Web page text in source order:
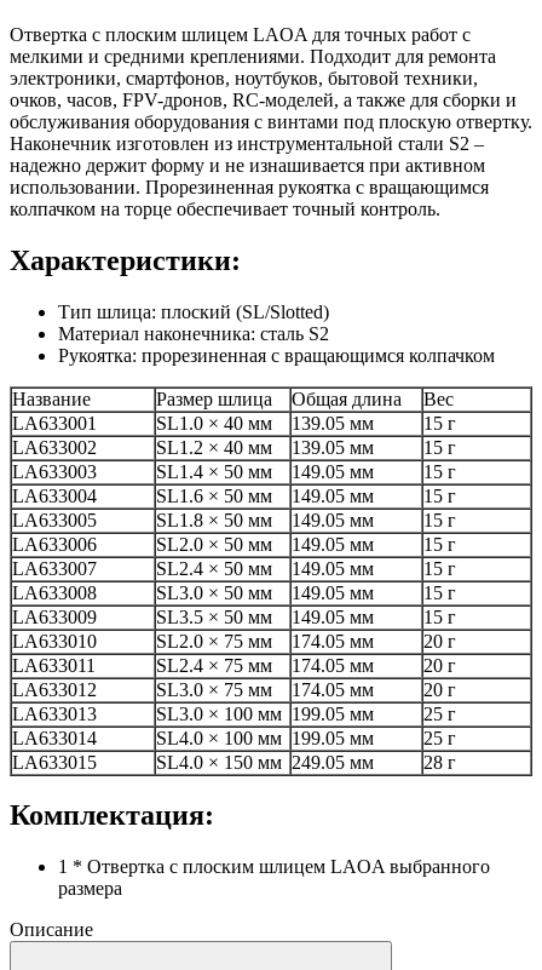
Отвертка с плоским шлицем LAOA для точных работ с
мелкими и средними креплениями. Подходит для ремонта
электроники, смартфонов, ноутбуков, бытовой техники,
очков, часов, FPV-дронов, RC-моделей, а также для сборки и
обслуживания оборудования с винтами под плоскую отвертку.
Наконечник изготовлен из инструментальной стали S2 –
надежно держит форму и не изнашивается при активном
использовании. Прорезиненная рукоятка с вращающимся
колпачком на торце обеспечивает точный контроль.
Характеристики:
Тип шлица: плоский (SL/Slotted)
Материал наконечника: сталь S2
Рукоятка: прорезиненная с вращающимся колпачком
Название Размер шлица Общая длина
Вес
LA633001
SL1.0 × 40 мм 139.05 мм
15 г
LA633002
SL1.2 × 40 мм 139.05 мм
15 г
LA633003
SL1.4 × 50 мм 149.05 мм
15 г
LA633004
SL1.6 × 50 мм 149.05 мм
15 г
LA633005
SL1.8 × 50 мм 149.05 мм
15 г
LA633006
SL2.0 × 50 мм 149.05 мм
15 г
LA633007
SL2.4 × 50 мм 149.05 мм
15 г
LA633008
SL3.0 × 50 мм 149.05 мм
15 г
LA633009
SL3.5 × 50 мм 149.05 мм
15 г
LA633010
SL2.0 × 75 мм 174.05 мм
20 г
LA633011
SL2.4 × 75 мм 174.05 мм
20 г
LA633012
SL3.0 × 75 мм 174.05 мм
20 г
LA633013
SL3.0 × 100 мм 199.05 мм
25 г
LA633014
SL4.0 × 100 мм 199.05 мм
25 г
LA633015
SL4.0 × 150 мм 249.05 мм 28 г
Комплектация:
1 * Отвертка с плоским шлицем LAOA выбранного
размера
Описание